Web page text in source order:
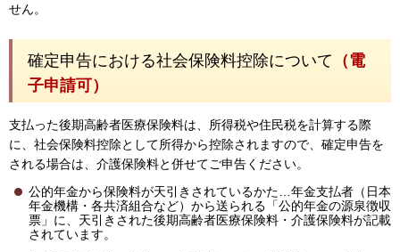
せん。
確定申告における社会保険料控除について （電
子申請可）
支払った後期高齢者医療保険料は、所得税や住民税を計算する際
に、社会保険料控除として所得から控除されますので、確定申告を
される場合は、介護保険料と併せてご申告ください。
公的年金から保険料が天引きされているかた…年金支払者（日本
年金機構・各共済組合など）から送られる「公的年金の源泉徴収
票」に、天引きされた後期高齢者医療保険料・介護保険料が記載
されています。